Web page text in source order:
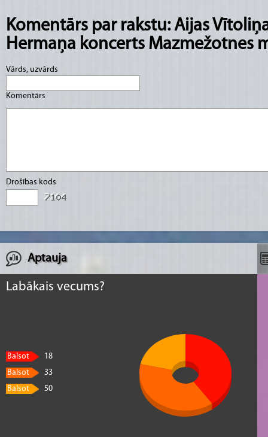
Komentārs par rakstu: Aijas
Hermaņa koncerts Mazmežotnes
Vārds, uzvārds
Komentārs
Drošības kods
Aptauja
Labākais vecums?
Balsot
18
Balsot
33
Balsot
50